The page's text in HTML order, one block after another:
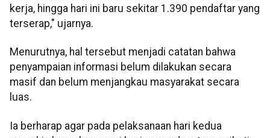
kerja, hingga hari ini baru sekitar 1.390 pendaftar yang
terserap," ujarnya.
Menurutnya, hal tersebut menjadi catatan bahwa
penyampaian informasi belum dilakukan secara
masif dan belum menjangkau masyarakat secara
luas.
Ia berharap agar pada pelaksanaan hari kedua